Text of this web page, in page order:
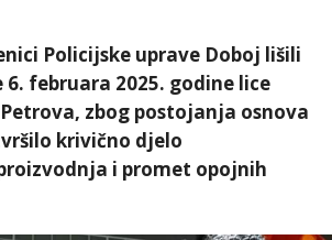
Policijske uprave Doboj lišili
6. februara 2025. godine lice
zbog postojanja osnova
krivično djelo
i promet opojnih